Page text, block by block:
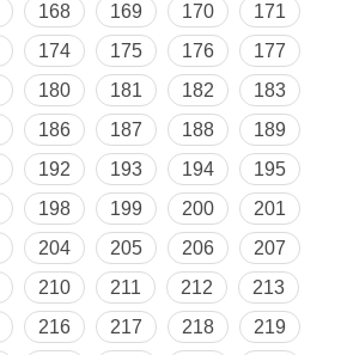
168 169 170
171
174 175 176
177
180 181 182
183
186 187 188
189
192 193 194
195
198 199 200
201
204 205 206
207
210 211 212
213
216 217 218
219